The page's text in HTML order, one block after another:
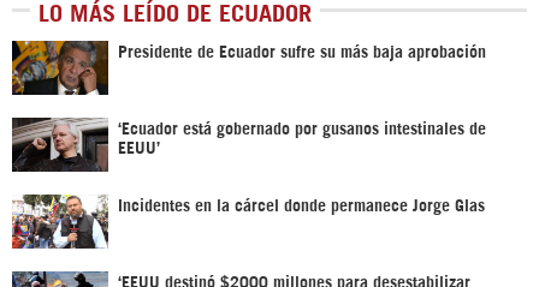
LO MÁS LEÍDO DE ECUADOR
Presidente de Ecuador sufre su más baja aprobación
‘Ecuador está gobernado por gusanos intestinales de
EEUU’
Incidentes en la cárcel donde permanece Jorge Glas
‘EEUU destinó $2000 millones para desestabilizar